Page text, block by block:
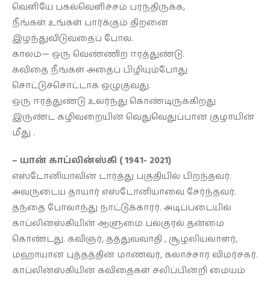
வெளியே பகல்வெளிச்சம் பரந்திருக்க,
நீங்கள் உங்கள் பார்க்கும் திறனை
இழந்துவிடுவதைப் போல.
காலம்— ஒரு வெண்ணிற ஈரத்துண்டு.
கவிதை நீங்கள் அதைப் பிழியும்போது
சொட்டுச்சொட்டாக ஒழுகுவது.
ஒரு ஈரத்துண்டு உலர்ந்து கொண்டிருக்கிறது
இருண்ட கழிவறையின் வெதுவெதுப்பான குழாயின்
மீது .
– யான் காப்லின்ஸ்கி ( 1941- 2021)
எஸ்டோனியாவின் டார்த்து பகுதியில் பிறந்தவர்.
அவருடைய தாயார் எஸ்டோனியாவை சேர்ந்தவர்.
தந்தை போலாந்து நாட்டுக்காரர். அடிப்படையில்
காப்லின்ஸ்கியின் ஆளுமை பலகுரல் தன்மை
கொண்டது. கவிஞர், தத்துவவாதி , சூழலியலாளர்,
மஹாயான புத்தத்தின் மாணவர், கலாச்சார விமர்சகர்.
காப்லின்ஸ்கியின் கவிதைகள் சலிப்பின்றி மையம்